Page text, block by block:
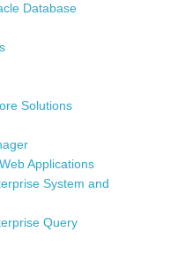
Database
Solutions
Applications
System and
Query